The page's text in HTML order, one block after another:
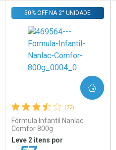
AOS FAVORITOS
(72)
Fórmula Infantil Nanlac
Comfor 800g
50% OFF NA 2° UNIDADE
Leve 2 itens por
COMPRAR